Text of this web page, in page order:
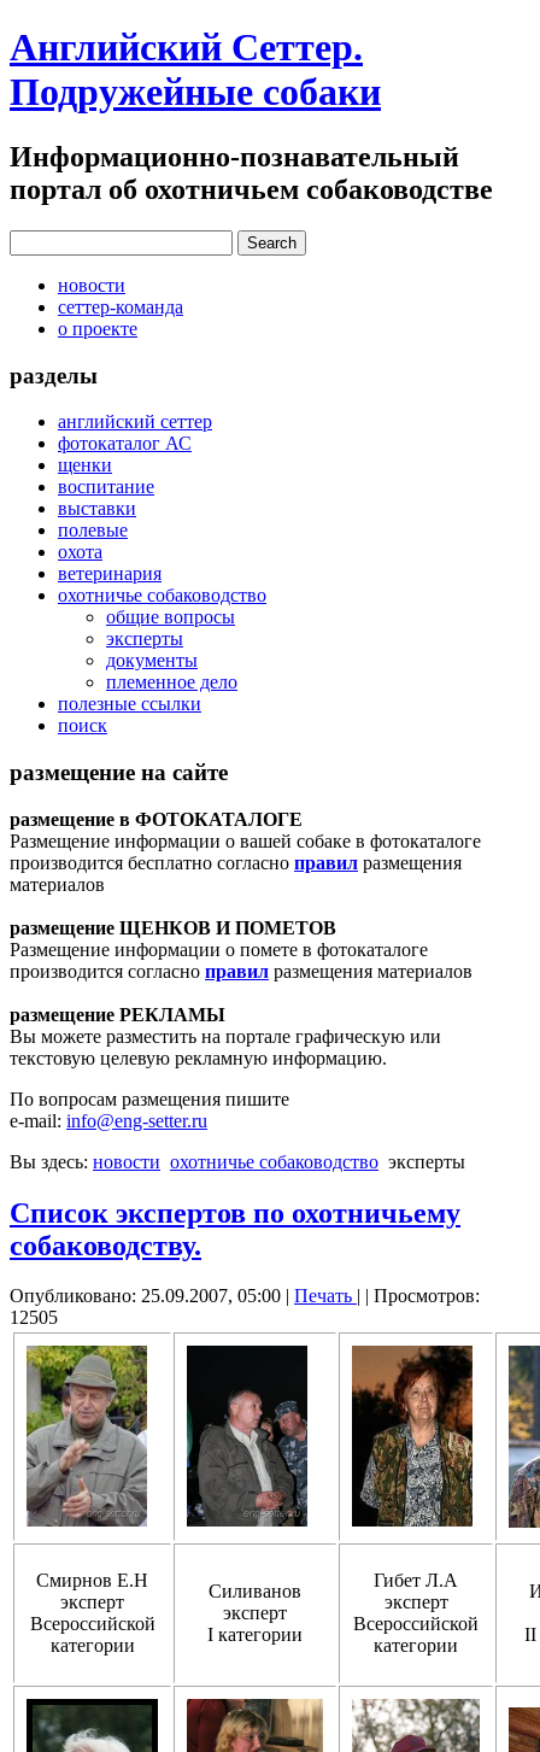
Английский Сеттер.
Подружейные собаки
Информационно-познавательный
портал об охотничьем собаководстве
новости
сеттер-команда
о проекте
разделы
английский сеттер
фотокаталог АС
щенки
воспитание
выставки
полевые
охота
ветеринария
охотничье собаководство
общие вопросы
эксперты
документы
племенное дело
полезные ссылки
поиск
размещение на сайте
размещение в ФОТОКАТАЛОГЕ
Размещение информации о вашей собаке в фотокаталоге
производится бесплатно согласно правил размещения
материалов
размещение ЩЕНКОВ И ПОМЕТОВ
Размещение информации о помете в фотокаталоге
производится согласно правил размещения материалов
размещение РЕКЛАМЫ
Вы можете разместить на портале графическую или
текстовую целевую рекламную информацию.
По вопросам размещения пишите
e-mail: info@eng-setter.ru
Вы здесь: новости охотничье собаководство эксперты
Список экспертов по охотничьему
собаководству.
Опубликовано: 25.09.2007, 05:00 Печать
| Просмотров:
12505
Смирнов Е.Н
эксперт
Всероссийской
категории
Силиванов
эксперт
I категории
Гибет Л.А
эксперт
Всероссийской
категории
II